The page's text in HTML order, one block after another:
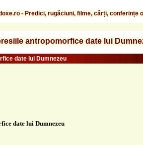
- Predici, rugăciuni, filme, cărți, conferințe
antropomorfice date lui
date lui Dumnezeu
date lui Dumnezeu